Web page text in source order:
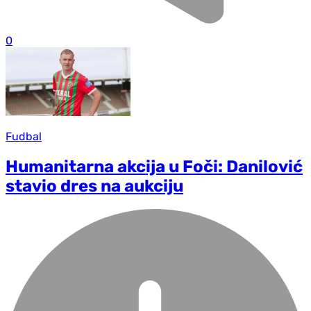
0
Fudbal
Humanitarna akcija u Foči: Danilović
stavio dres na aukciju